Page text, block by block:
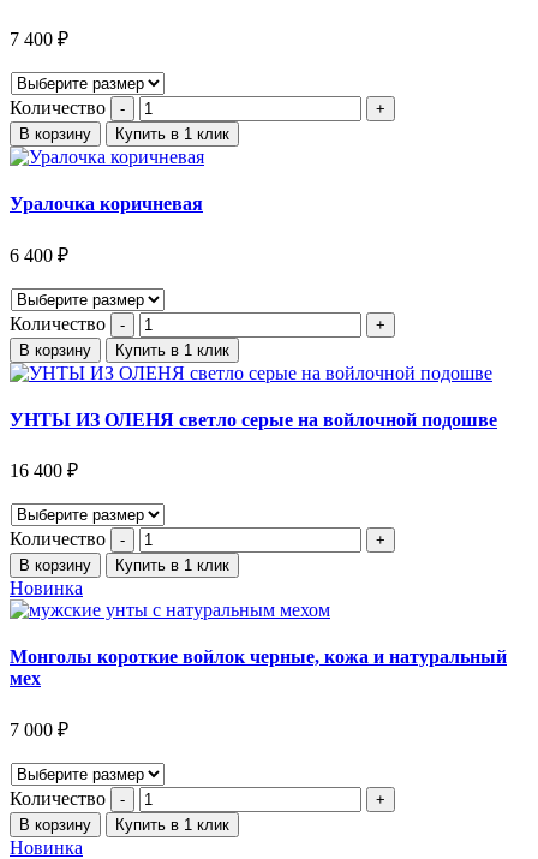
7 400 ₽
Количество
В корзину Купить в 1 клик
Уралочка коричневая
6 400 ₽
Количество
В корзину Купить в 1 клик
УНТЫ ИЗ ОЛЕНЯ светло серые на войлочной подошве
16 400 ₽
Количество
В корзину Купить в 1 клик
Новинка
Монголы короткие войлок черные, кожа и натуральный
мех
7 000 ₽
Количество
В корзину Купить в 1 клик
Новинка